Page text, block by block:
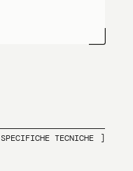
SPECIFICHE TECNICHE